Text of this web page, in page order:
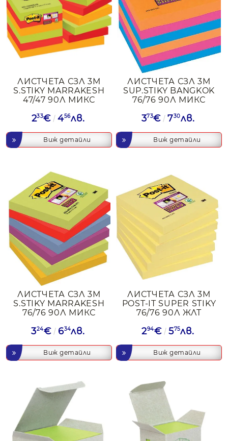
ЛИСТЧЕТА СЗЛ 3М
S.STIKY MARRAKESH
47/47 90Л МИКС
233€ 456лв.
Виж детайли
ЛИСТЧЕТА СЗЛ 3М
SUP.STIKY BANGKOK
76/76 90Л МИКС
373€ 730лв.
Виж детайли
ЛИСТЧЕТА СЗЛ 3М
S.STIKY MARRAKESH
76/76 90Л МИКС
324€ 634лв.
Виж детайли
ЛИСТЧЕТА СЗЛ 3М
POST-IT SUPER STIKY
76/76 90Л ЖЛТ
294€ 575лв.
Виж детайли